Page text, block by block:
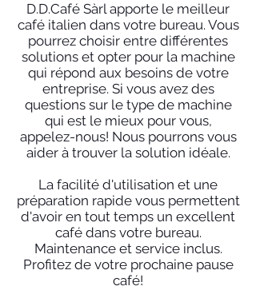
D.D.Café Sàrl apporte le meilleur
café italien dans votre bureau. Vous
pourrez choisir entre différentes
solutions et opter pour la machine
qui répond aux besoins de votre
entreprise. Si vous avez des
questions sur le type de machine
qui est le mieux pour vous,
appelez-nous! Nous pourrons vous
aider à trouver la solution idéale.
La facilité d'utilisation et une
préparation rapide vous permettent
d'avoir en tout temps un excellent
café dans votre bureau.
Maintenance et service inclus.
Profitez de votre prochaine pause
café!